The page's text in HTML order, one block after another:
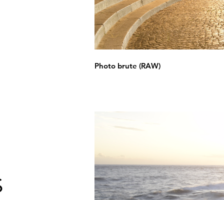
Photo brute (RAW)